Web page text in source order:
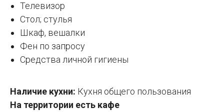
Телевизор
Стол; стулья
Шкаф, вешалки
Фен по запросу
Средства личной гигиены
Наличие кухни: Кухня общего пользования
На территории есть кафе